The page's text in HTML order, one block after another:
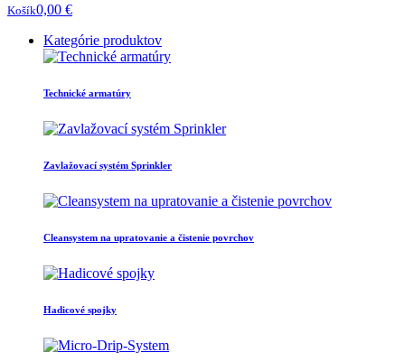
Košík0,00 €
Kategórie produktov
Technické armatúry
Zavlažovací systém Sprinkler
Cleansystem na upratovanie a čistenie povrchov
Hadicové spojky